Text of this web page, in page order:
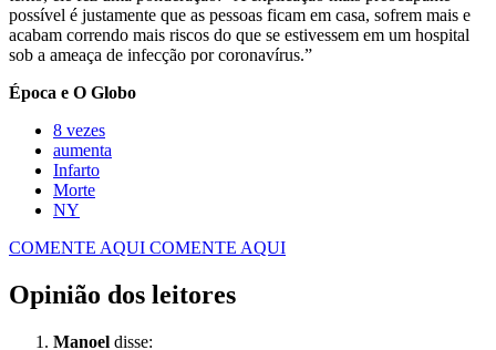
possível é justamente que as pessoas ficam em casa, sofrem mais e
acabam correndo mais riscos do que se estivessem em um hospital
sob a ameaça de infecção por coronavírus.”
Época e O Globo
8 vezes
aumenta
Infarto
Morte
NY
COMENTE AQUI COMENTE AQUI
Opinião dos leitores
Manoel disse: